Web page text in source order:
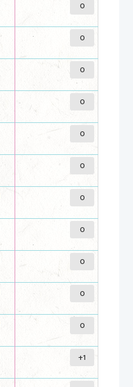
0
0
0
0
0
0
0
0
0
0
0
+1